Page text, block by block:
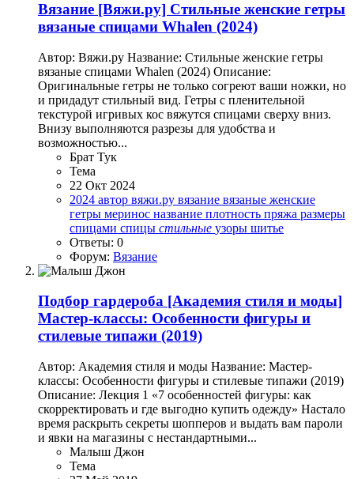
Вязание [Вяжи.ру] Стильные женские гетры
вязаные спицами Whalen (2024)
Автор: Вяжи.ру Название: Стильные женские гетры
вязаные спицами Whalen (2024) Описание:
Оригинальные гетры не только согреют ваши ножки, но
и придадут стильный вид. Гетры с пленительной
текстурой игривых кос вяжутся спицами сверху вниз.
Внизу выполняются разрезы для удобства и
возможностью...
Брат Тук
Тема
22 Окт 2024
2024 автор вяжи.ру вязание вязаные женские
гетры меринос название плотность пряжа размеры
спицами спицы стильные узоры шитье
Ответы: 0
Форум: Вязание
Подбор гардероба [Академия стиля и моды]
Мастер-классы: Особенности фигуры и
стилевые типажи (2019)
Автор: Академия стиля и моды Название: Мастер-
классы: Особенности фигуры и стилевые типажи (2019)
Описание: Лекция 1 «7 особенностей фигуры: как
скорректировать и где выгодно купить одежду» Настало
время раскрыть секреты шопперов и выдать вам пароли
и явки на магазины с нестандартными...
Малыш Джон
Тема